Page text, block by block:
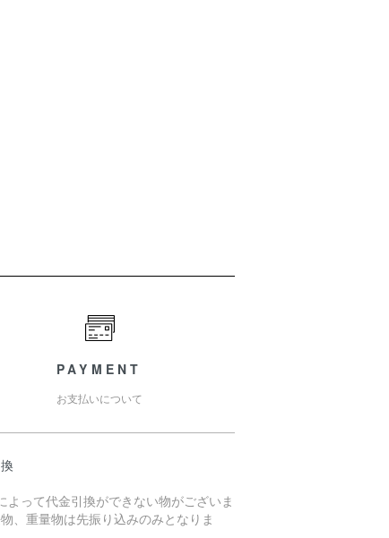
PAYMENT
お支払いについて
よって代金引換ができない物がございま
、重量物は先振り込みのみとなりま